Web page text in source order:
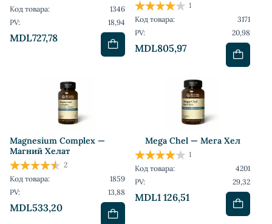
MDL727,78
Код товара:
1346
PV:
18,94
MDL805,97
1
Код товара:
3171
PV:
20,98
Magnesium Complex —
Магний Хелат
MDL533,20
2
Код товара:
1859
PV:
13,88
Mega Chel — Мега Хел
MDL1 126,51
1
Код товара:
4201
PV:
29,32